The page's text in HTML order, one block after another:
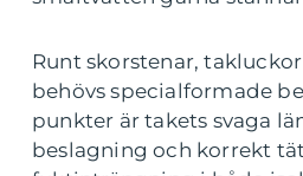
Runt skorstenar,
behövs specialformade
punkter är takets svaga
beslagning och korrekt